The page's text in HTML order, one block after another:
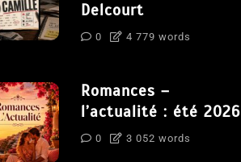
Delcourt
0 4 779 words
Romances –
l’actualité : été 2026
0 3 052 words